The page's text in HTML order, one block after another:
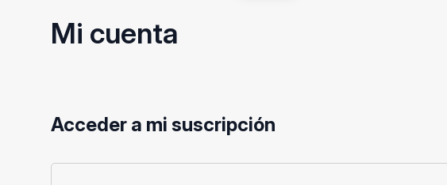
Mi cuenta
Acceder a mi suscripción